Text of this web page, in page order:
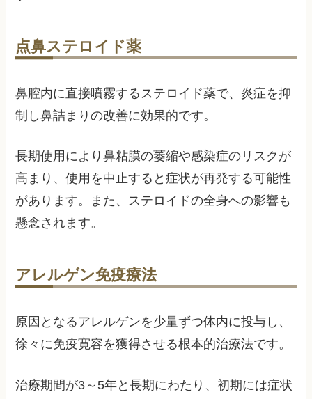
点鼻ステロイド薬
鼻腔内に直接噴霧するステロイド薬で、炎症を抑
制し鼻詰まりの改善に効果的です。
長期使用により鼻粘膜の萎縮や感染症のリスクが
高まり、使用を中止すると症状が再発する可能性
があります。また、ステロイドの全身への影響も
懸念されます。
アレルゲン免疫療法
原因となるアレルゲンを少量ずつ体内に投与し、
徐々に免疫寛容を獲得させる根本的治療法です。
治療期間が3～5年と長期にわたり、初期には症状